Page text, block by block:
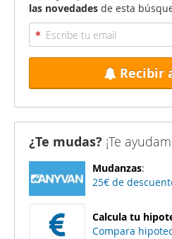
las novedades de esta
Recibir
¿Te mudas? ¡Te
Mudanzas:
25€ de
Calcula tu
Compara